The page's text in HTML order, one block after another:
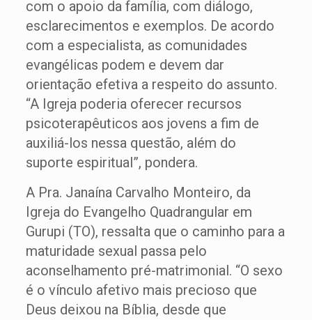
com o apoio da família, com diálogo,
esclarecimentos e exemplos. De acordo
com a especialista, as comunidades
evangélicas podem e devem dar
orientação efetiva a respeito do assunto.
“A Igreja poderia oferecer recursos
psicoterapêuticos aos jovens a fim de
auxiliá-los nessa questão, além do
suporte espiritual”, pondera.
A Pra. Janaína Carvalho Monteiro, da
Igreja do Evangelho Quadrangular em
Gurupi (TO), ressalta que o caminho para a
maturidade sexual passa pelo
aconselhamento pré-matrimonial. “O sexo
é o vínculo afetivo mais precioso que
Deus deixou na Bíblia, desde que